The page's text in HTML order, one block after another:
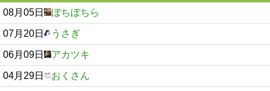
08月05日 ぼちぼちら
07月20日 うさぎ
06月09日 アカツキ
04月29日 おくさん